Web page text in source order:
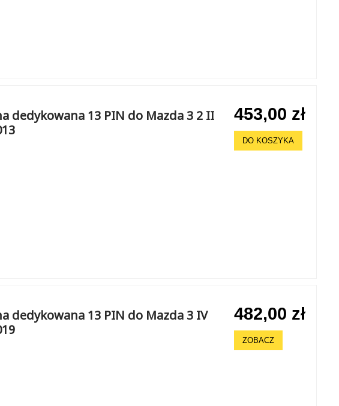
dedykowana 13 PIN do Mazda 3 2 II
453,00 zł
DO KOSZYKA
dedykowana 13 PIN do Mazda 3 IV
482,00 zł
ZOBACZ